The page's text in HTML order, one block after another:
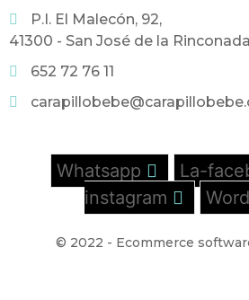
P.I. El Malecón, 92,
41300 - San José de la
652 72 76 11
Whatsapp La-
instagram
© 2022 - Ecommerce